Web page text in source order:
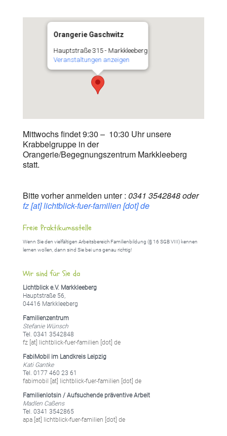
Orangerie Gaschwitz
Hauptstraße 315 - Markkleeberg
Veranstaltungen anzeigen
Mittwochs findet 9:30 – 10:30 Uhr unsere
Krabbelgruppe in der
Orangerie/Begegnungszentrum Markkleeberg
statt.
Bitte vorher anmelden unter : 0341 3542848 oder
fz [at] lichtblick-fuer-familien [dot] de
Freie Praktikumsstelle
Wenn Sie den vielfältigen Arbeitsbereich Familienbildung (§ 16 SGB VIII) kennen
lernen wollen, dann sind Sie bei uns genau richtig!
Wir sind für Sie da
Lichtblick e.V. Markkleeberg
Hauptstraße 56,
04416 Markkleeberg
Familienzentrum
Stefanie Wünsch
Tel. 0341 3542848
fz [at] lichtblick-fuer-familien [dot] de
FabiMobil im Landkreis Leipzig
Kati Gantke
Tel. 0177 460 23 61
fabimobil [at] lichtblick-fuer-familien [dot] de
Familienlotsin / Aufsuchende präventive Arbeit
Madlen Caßens
Tel. 0341 3542865
apa [at] lichtblick-fuer-familien [dot] de